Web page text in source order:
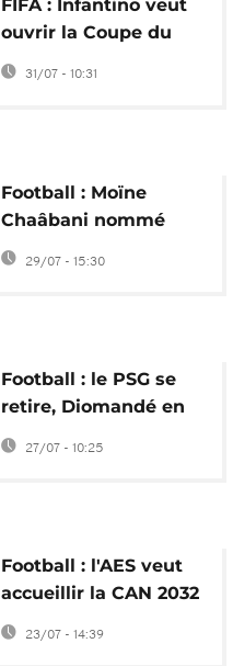
FIFA : Infantino veut
ouvrir la Coupe du
monde aux
31/07 - 10:31
Football : Moïne
Chaâbani nommé
sélectionneur de la
Tunisie
29/07 - 15:30
Football : le PSG se
retire, Diomandé en
route vers le Real
Madrid
27/07 - 10:25
Football : l'AES veut
accueillir la CAN 2032
malgré la crise
sécuritaire
23/07 - 14:39